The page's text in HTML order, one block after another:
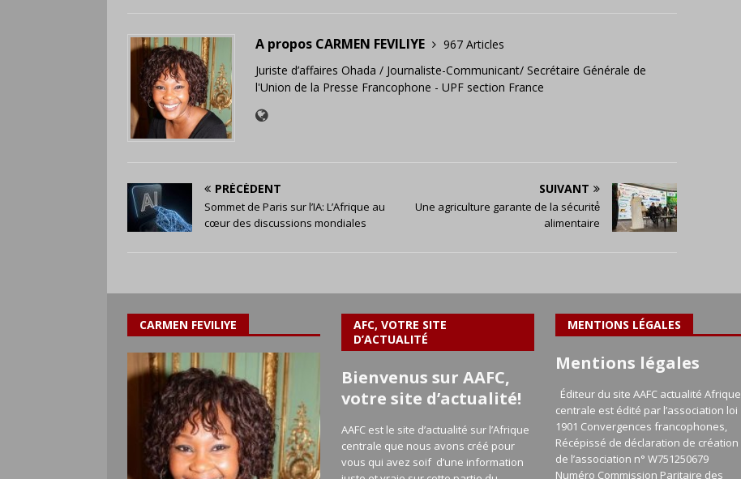
A propos CARMEN FEVILIYE
967 Articles
Juriste d’affaires Ohada / Journaliste-Communicant/ Secrétaire Générale de
l'Union de la Presse Francophone - UPF section France
PRÉCÉDENT
Sommet de Paris sur l’IA: L’Afrique au
cœur des discussions mondiales
SUIVANT
Une agriculture garante de la sécurité́
alimentaire
CARMEN FEVILIYE
AFC, VOTRE SITE
D’ACTUALITÉ
Bienvenus sur AAFC,
votre site d’actualité!
AAFC est le site d’actualité sur l’Afrique
centrale que nous avons créé pour
vous qui avez soif d’une information
MENTIONS LÉGALES
Mentions légales
Éditeur du site AAFC actualité Afrique
centrale est édité par l’association loi
1901 Convergences francophones,
Récépissé de déclaration de création
de l’association n° W751250679
Numéro Commission Paritaire des